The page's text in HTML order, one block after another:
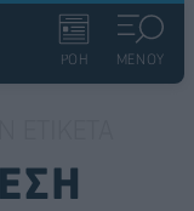
ΡΟΗ ΜΕΝΟΥ